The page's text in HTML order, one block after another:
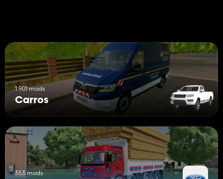
1 901 mods
Carros
353 mods